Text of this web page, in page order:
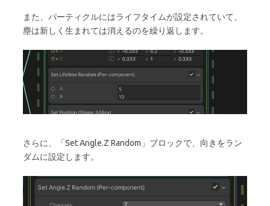
また、パーティクルにはライフタイムが設定されていて、
塵は新しく生まれては消えるのを繰り返します。
さらに、「Set Angle.Z Random」ブロックで、向きをラン
ダムに設定します。